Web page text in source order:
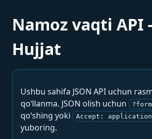
Namoz vaqti
Hujjat
Ushbu sahifa JSON API uchun
qo‘llanma. JSON olish uchun
qo‘shing yoki Accept:
yuboring.